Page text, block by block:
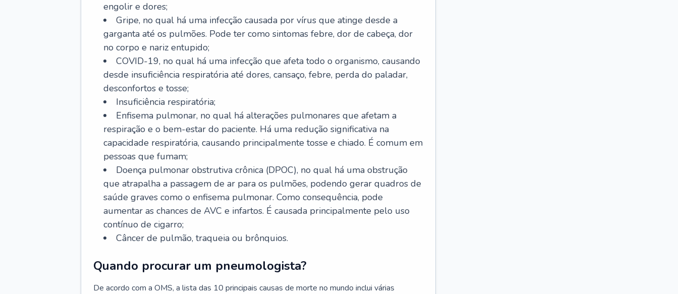
engolir e dores;
Gripe, no qual há uma infecção causada por vírus que atinge desde a
garganta até os pulmões. Pode ter como sintomas febre, dor de cabeça, dor
no corpo e nariz entupido;
COVID-19, no qual há uma infecção que afeta todo o organismo, causando
desde insuficiência respiratória até dores, cansaço, febre, perda do paladar,
desconfortos e tosse;
Insuficiência respiratória;
Enfisema pulmonar, no qual há alterações pulmonares que afetam a
respiração e o bem-estar do paciente. Há uma redução significativa na
capacidade respiratória, causando principalmente tosse e chiado. É comum em
pessoas que fumam;
Doença pulmonar obstrutiva crônica (DPOC), no qual há uma obstrução
que atrapalha a passagem de ar para os pulmões, podendo gerar quadros de
saúde graves como o enfisema pulmonar. Como consequência, pode
aumentar as chances de AVC e infartos. É causada principalmente pelo uso
contínuo de cigarro;
Câncer de pulmão, traqueia ou brônquios.
Quando procurar um pneumologista?
De acordo com a OMS, a lista das 10 principais causas de morte no mundo inclui várias